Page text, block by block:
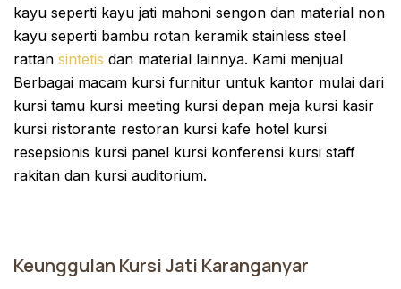
kayu seperti kayu jati mahoni sengon dan material non
kayu seperti bambu rotan keramik stainless steel
rattan sintetis dan material lainnya. Kami menjual
Berbagai macam kursi furnitur untuk kantor mulai dari
kursi tamu kursi meeting kursi depan meja kursi kasir
kursi ristorante restoran kursi kafe hotel kursi
resepsionis kursi panel kursi konferensi kursi staff
rakitan dan kursi auditorium.
Keunggulan Kursi Jati Karanganyar